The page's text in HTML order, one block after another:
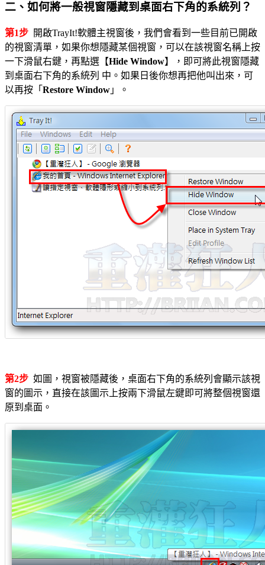
二、如何將一般視窗隱藏到桌面右下角的系統列？
第1步 開啟TrayIt!軟體主視窗後，我們會看到一些目前已開啟
的視窗清單，如果你想隱藏某個視窗，可以在該視窗名稱上按
一下滑鼠右鍵，再點選【Hide Window】，即可將此視窗隱藏
到桌面右下角的系統列 中。如果日後你想再把他叫出來，可
以再按「 Restore Window 」。
第2步 如圖，視窗被隱藏後，桌面右下角的系統列會顯示該視
窗的圖示，直接在該圖示上按兩下滑鼠左鍵即可將整個視窗還
原到桌面。